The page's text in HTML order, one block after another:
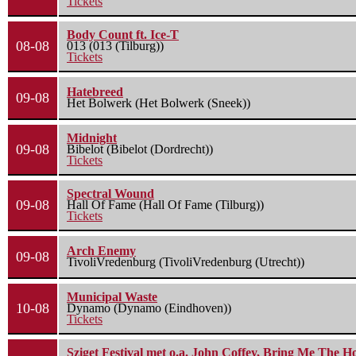
08-08
Body Count ft. Ice-T
013 (013 (Tilburg))
Tickets
09-08
Hatebreed
Het Bolwerk (Het Bolwerk (Sneek))
09-08
Midnight
Bibelot (Bibelot (Dordrecht))
Tickets
09-08
Spectral Wound
Hall Of Fame (Hall Of Fame (Tilburg))
Tickets
09-08
Arch Enemy
TivoliVredenburg (TivoliVredenburg (Utrecht))
10-08
Municipal Waste
Dynamo (Dynamo (Eindhoven))
Tickets
Sziget Festival met o.a. John Coffey, Bring Me The